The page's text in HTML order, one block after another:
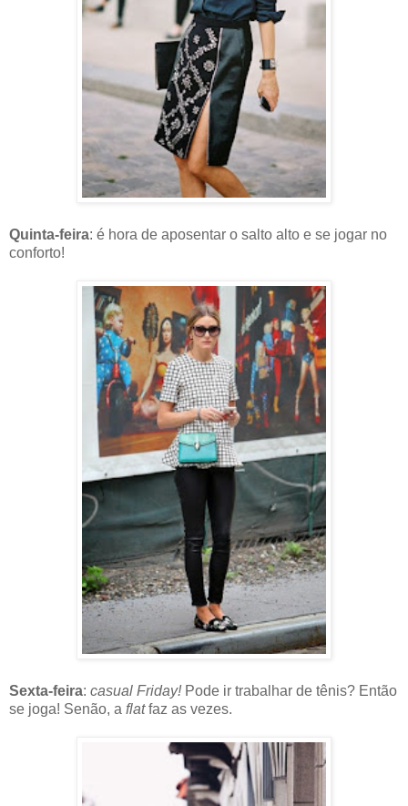
Quinta-feira: é hora de aposentar o salto alto e se jogar no
conforto!
Sexta-feira: casual Friday! Pode ir trabalhar de tênis? Então
se joga! Senão, a flatfaz as vezes.